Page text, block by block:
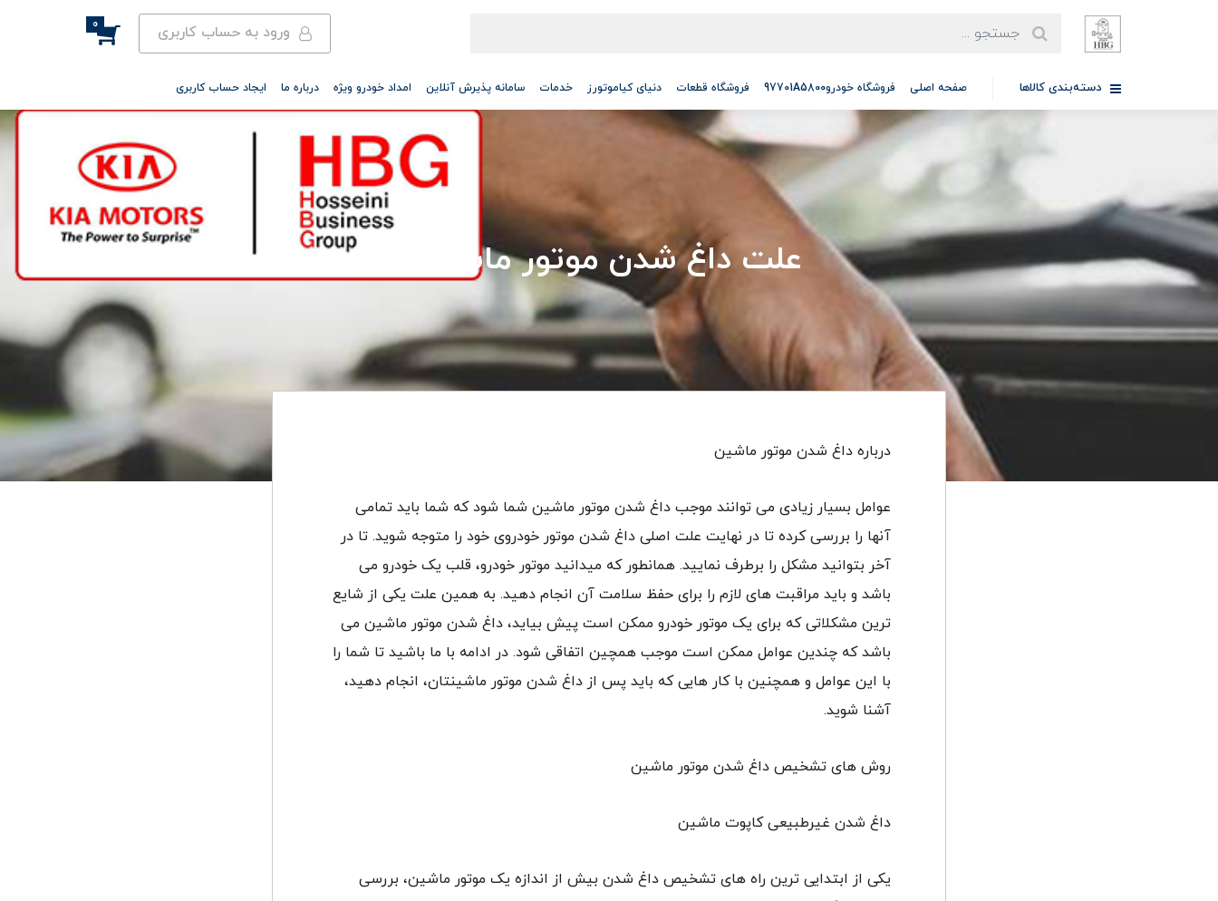
ورود به حساب کاربری 0
دسته‌بندی کالاها صفحه اصلی فروشگاه خودرو97701A5800 فروشگاه قطعات دنیای کیاموتورز خدمات سامانه پذیرش آنلاین امداد خودرو ویژه درباره ما ایجاد حساب کاربری
علت داغ شدن موتور ماشین
درباره داغ شدن موتور ماشین
عوامل بسیار زیادی می توانند موجب داغ شدن موتور ماشین شما شود که شما باید تمامی
آنها را بررسی کرده تا در نهایت علت اصلی داغ شدن موتور خودروی خود را متوجه شوید. تا در
آخر بتوانید مشکل را برطرف نمایید. همانطور که میدانید موتور خودرو، قلب یک خودرو می
باشد و باید مراقبت های لازم را برای حفظ سلامت آن انجام دهید. به همین علت یکی از شایع
ترین مشکلاتی که برای یک موتور خودرو ممکن است پیش بیاید، داغ شدن موتور ماشین می
باشد که چندین عوامل ممکن است موجب همچین اتفاقی شود. در ادامه با ما باشید تا شما را
با این عوامل و همچنین با کار هایی که باید پس از داغ شدن موتور ماشینتان، انجام دهید،
آشنا شوید.
روش های تشخیص داغ شدن موتور ماشین
داغ شدن غیرطبیعی کاپوت ماشین
یکی از ابتدایی ترین راه های تشخیص داغ شدن بیش از اندازه یک موتور ماشین، بررسی